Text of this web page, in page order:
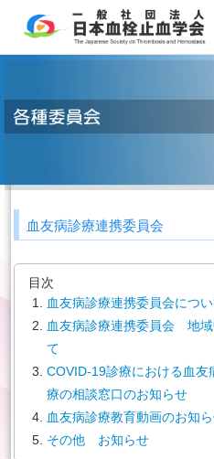
学会概要・理事長挨拶
各種委員会
用語集
認定技師制度
学術集会
会員専用
事務手続き
リンク
血友病診療連携委員会
目次
血友病診療連携委員会につ
血友病診療連携委員会 地
て
COVID-19診療における血友
療の相談窓口のお知らせ
血友病診療教育動画のお知
その他 お知らせ